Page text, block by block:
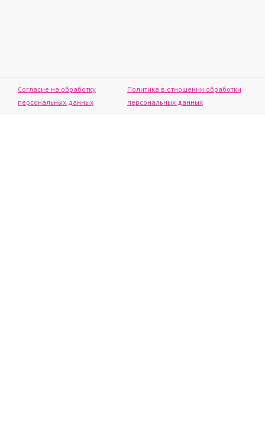
Согласие на обработку
персональных данных
Политика в отношении обработки
персональных данных